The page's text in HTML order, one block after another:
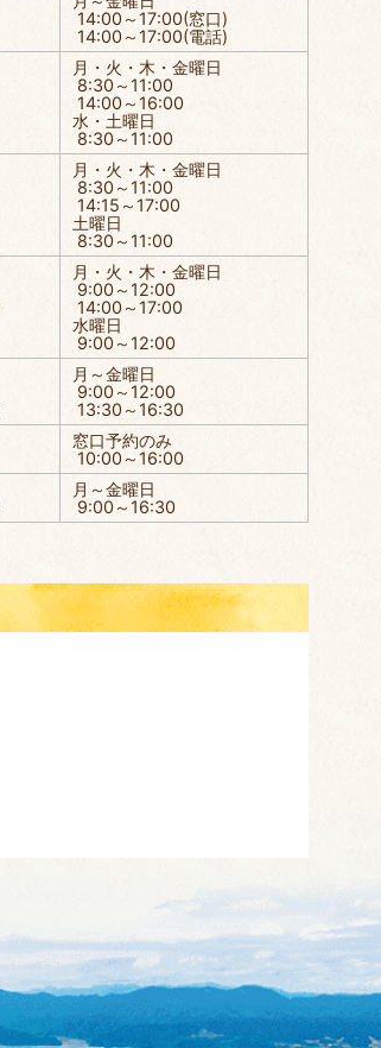
14:00～17:00(窓口)
14:00～17:00(電話)
月・火・木・金曜日
8:30～11:00
14:00～16:00
水・土曜日
8:30～11:00
月・火・木・金曜日
8:30～11:00
14:15～17:00
土曜日
8:30～11:00
月・火・木・金曜日
9:00～12:00
14:00～17:00
水曜日
9:00～12:00
月～金曜日
9:00～12:00
13:30～16:30
窓口予約のみ
10:00～16:00
月～金曜日
9:00～16:30